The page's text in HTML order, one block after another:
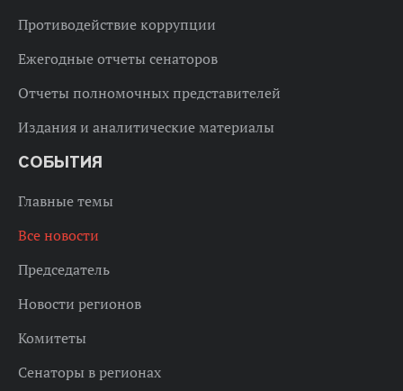
Противодействие коррупции
Ежегодные отчеты сенаторов
Отчеты полномочных представителей
Издания и аналитические материалы
СОБЫТИЯ
Главные темы
Все новости
Председатель
Новости регионов
Комитеты
Сенаторы в регионах